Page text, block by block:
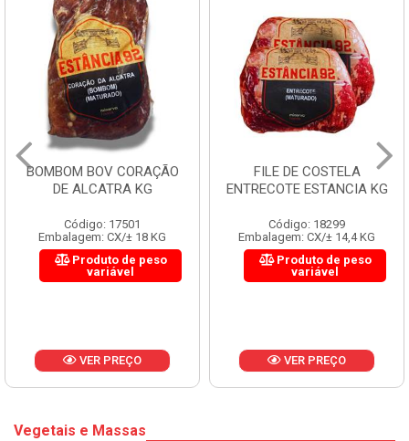
BOMBOM BOV CORAÇÃO
DE ALCATRA KG
Código: 17501
Embalagem: CX/± 18 KG
Produto de peso
variável
VER PREÇO
FILE DE COSTELA
ENTRECOTE ESTANCIA KG
Código: 18299
Embalagem: CX/± 14,4 KG
Produto de peso
variável
VER PREÇO
Vegetais e Massas